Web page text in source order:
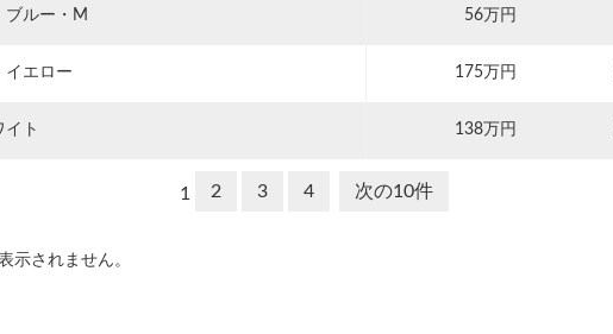
ブルー・M 56万円
イエロー 175万円
イト 138万円
1 2 3 4 次の10件
示されません。